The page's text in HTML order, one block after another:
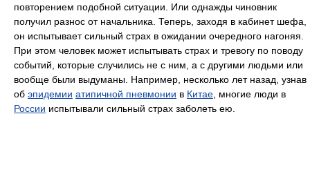
повторением подобной ситуации. Или однажды чиновник
получил разнос от начальника. Теперь, заходя в кабинет шефа,
он испытывает сильный страх в ожидании очередного нагоняя.
При этом человек может испытывать страх и тревогу по поводу
событий, которые случились не с ним, а с другими людьми или
вообще были выдуманы. Например, несколько лет назад, узнав
об эпидемии атипичной пневмонии в Китае , многие люди в
России испытывали сильный страх заболеть ею.